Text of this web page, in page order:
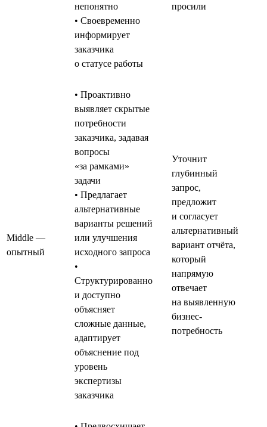
непонятно
• Своевременно
информирует
заказчика
о статусе работы
просили
Middle —
опытный
• Проактивно
выявляет скрытые
потребности
заказчика, задавая
вопросы
«за рамками»
задачи
• Предлагает
альтернативные
варианты решений
или улучшения
исходного запроса
•
Структурированно
и доступно
объясняет
сложные данные,
адаптирует
объяснение под
уровень
экспертизы
заказчика
Уточнит
глубинный
запрос,
предложит
и согласует
альтернативный
вариант отчёта,
который
напрямую
отвечает
на выявленную
бизнес-
потребность